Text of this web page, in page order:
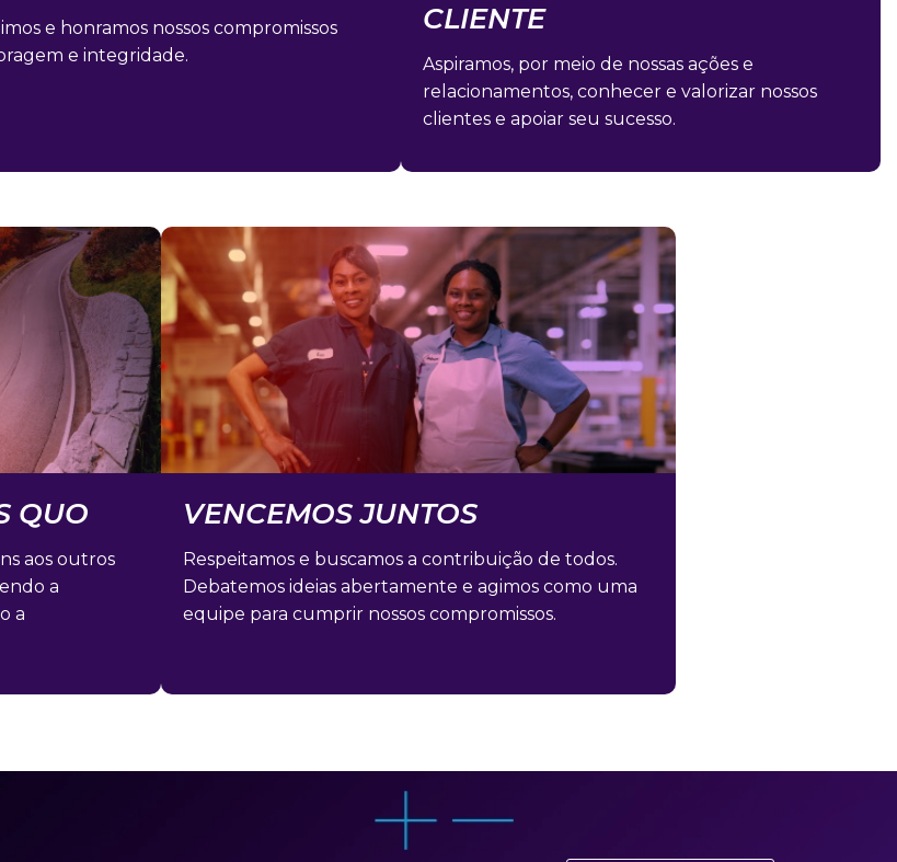
e honramos nossos compromissos
e integridade.
CLIENTE​
Aspiramos, por meio de nossas ações e
relacionamentos, conhecer e valorizar nossos
clientes e apoiar seu sucesso.
QUO​
aos outros
a
a
VENCEMOS JUNTOS​
Respeitamos e buscamos a contribuição de todos.
Debatemos ideias abertamente e agimos como uma
equipe para cumprir nossos compromissos.